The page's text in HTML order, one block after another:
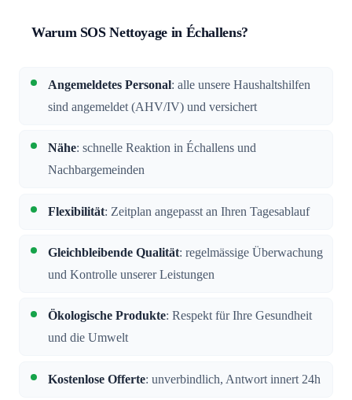
Warum SOS Nettoyage in Échallens?
Angemeldetes Personal: alle unsere Haushaltshilfen
sind angemeldet (AHV/IV) und versichert
Nähe: schnelle Reaktion in Échallens und
Nachbargemeinden
Flexibilität: Zeitplan angepasst an Ihren Tagesablauf
Gleichbleibende Qualität: regelmässige Überwachung
und Kontrolle unserer Leistungen
Ökologische Produkte: Respekt für Ihre Gesundheit
und die Umwelt
Kostenlose Offerte: unverbindlich, Antwort innert 24h